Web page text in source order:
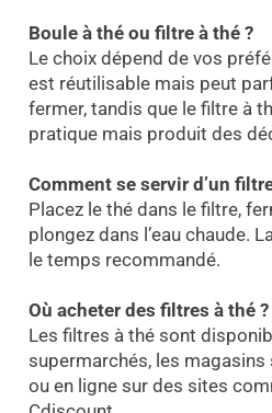
Boule à thé ou filtre à thé ?
Le choix dépend de vos
est réutilisable mais peut
fermer, tandis que le filtre à
pratique mais produit des
Comment se servir d’un
Placez le thé dans le filtre,
plongez dans l’eau chaude.
le temps recommandé.
Où acheter des filtres à thé ?
Les filtres à thé sont
supermarchés, les
ou en ligne sur des sites